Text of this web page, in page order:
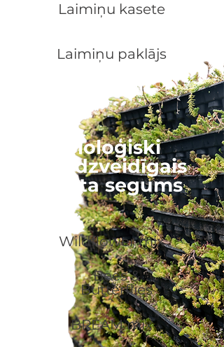
Laimiņu kasete
Laimiņu paklājs
Bioloģiski
daudzveidīgais
jumta segums
Wildflower mix
Bees &
Butterflies
BREAM mix